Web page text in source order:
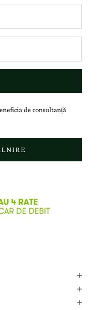
de consultanță